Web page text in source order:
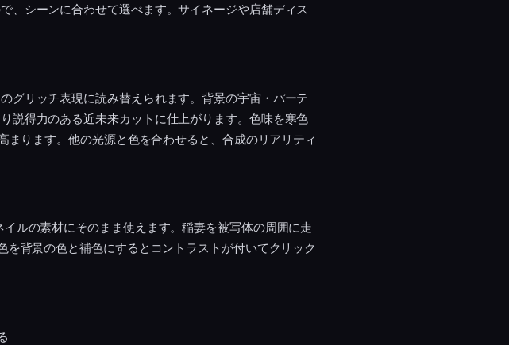
、シーンに合わせて選べます。サイネージや店舗ディス
グリッチ表現に読み替えられます。背景の宇宙・パーテ
説得力のある近未来カットに仕上がります。色味を寒色
まります。他の光源と色を合わせると、合成のリアリティ
ルの素材にそのまま使えます。稲妻を被写体の周囲に走
を背景の色と補色にするとコントラストが付いてクリック